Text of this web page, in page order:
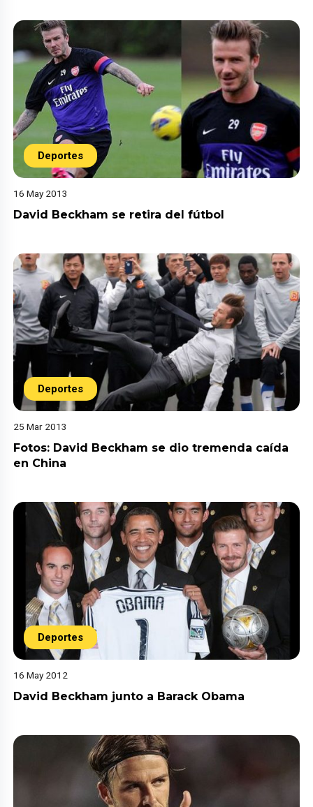
Deportes
16 May 2013
David Beckham se retira del fútbol
Deportes
25 Mar 2013
Fotos: David Beckham se dio tremenda caída
en China
Deportes
16 May 2012
David Beckham junto a Barack Obama